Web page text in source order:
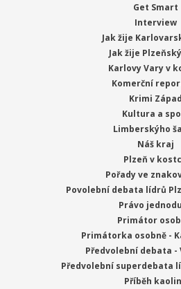
Get Smart
Interview
Jak žije
Jak žije
Karlovy Vary v
Komerční
Krimi Západ
Kultura a
Limberskýho
Náš kraj
Plzeň v
Pořady ve
Povolební debata lídrů
Právo
Primátor
Primátorka osobně -
Předvolební debata -
Předvolební superdebata
Příběh